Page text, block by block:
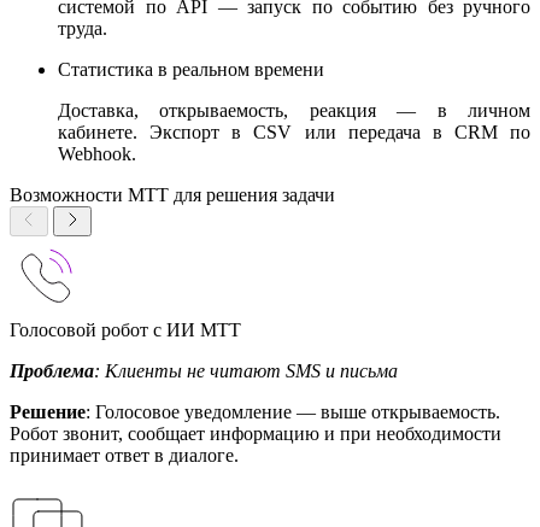
системой по API — запуск по событию без ручного
труда.
Статистика в реальном времени
Доставка, открываемость, реакция — в личном
кабинете. Экспорт в CSV или передача в CRM по
Webhook.
Возможности МТТ для решения задачи
Голосовой робот с ИИ МТТ
Проблема: Клиенты не читают SMS и письма
Решение: Голосовое уведомление — выше открываемость.
Робот звонит, сообщает информацию и при необходимости
принимает ответ в диалоге.